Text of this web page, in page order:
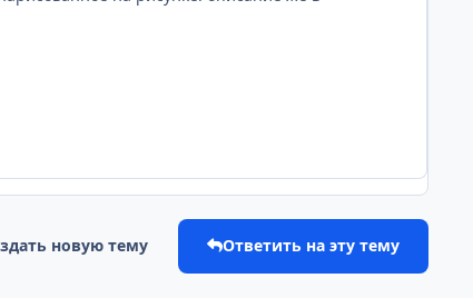
новую тему Ответить на эту тему